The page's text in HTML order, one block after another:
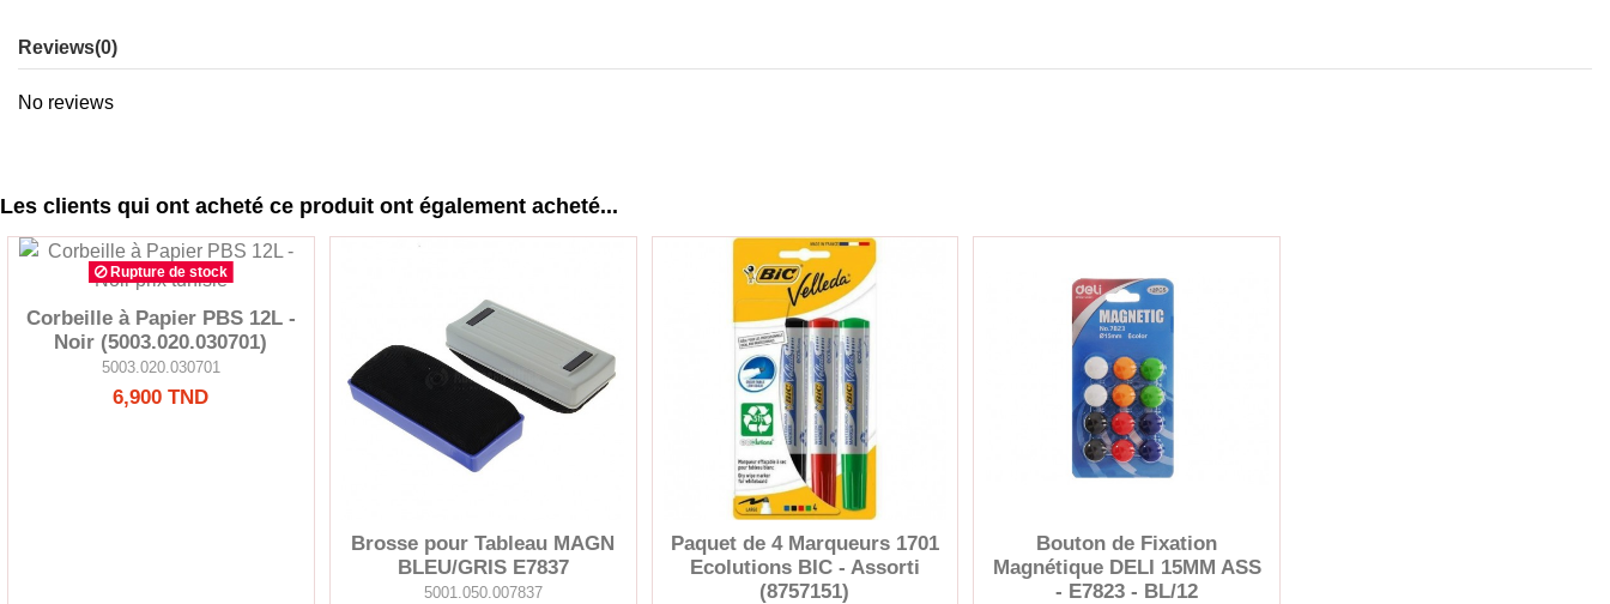
Reviews(0)
No reviews
Les clients qui ont acheté ce produit ont également acheté...
Rupture de stock
Corbeille à Papier PBS 12L -
Noir (5003.020.030701)
5003.020.030701
6,900 TND
Brosse pour Tableau MAGN
BLEU/GRIS E7837
5001.050.007837
Paquet de 4 Marqueurs 1701
Ecolutions BIC - Assorti
(8757151)
Bouton de Fixation
Magnétique DELI 15MM ASS
- E7823 - BL/12